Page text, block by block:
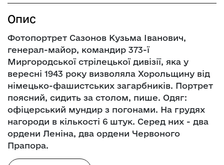
Опис
Фотопортрет Сазонов Кузьма Іванович,
генерал-майор, командир 373-ї
Миргородської стрілецької дивізії, яка у
вересні 1943 року визволяла Хорольщину від
німецько-фашистських загарбників. Портрет
поясний, сидить за столом, пише. Одяг:
офіцерський мундир з погонами. На грудях
нагороди в кількості 6 штук. Серед них - два
ордени Леніна, два ордени Червоного
Прапора.